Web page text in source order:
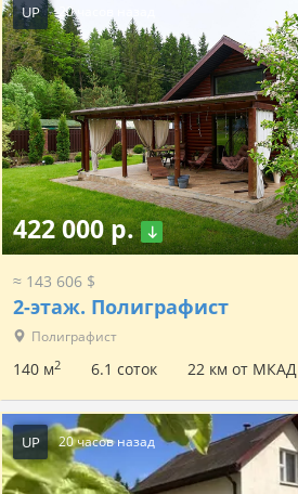
UP 20 часов назад
422 000 р.
≈ 143 606 $
2-этаж. Полиграфист
Полиграфист
140 м2 6.1 соток 22 км от МКАД
UP 20 часов назад